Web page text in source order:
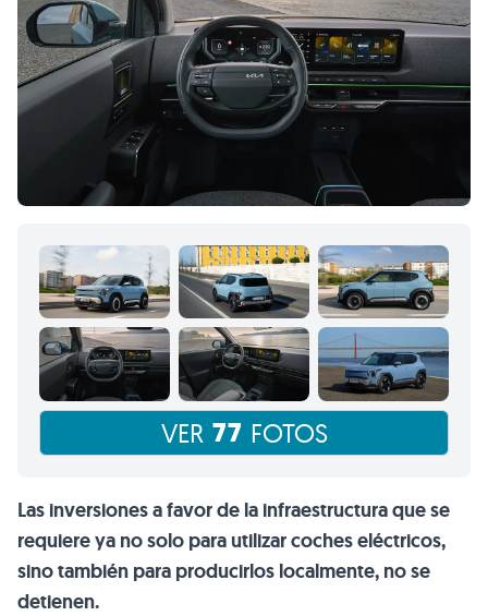
VER 77 FOTOS
Las inversiones a favor de la infraestructura que se
requiere ya no solo para utilizar coches eléctricos,
sino también para producirlos localmente, no se
detienen.